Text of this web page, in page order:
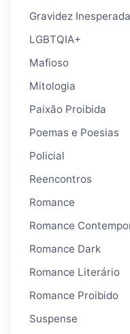
Gravidez Inesperada
LGBTQIA+
Mafioso
Mitologia
Paixão Proibida
Poemas e Poesias
Policial
Reencontros
Romance
Romance
Romance Dark
Romance Literário
Romance Proibido
Suspense